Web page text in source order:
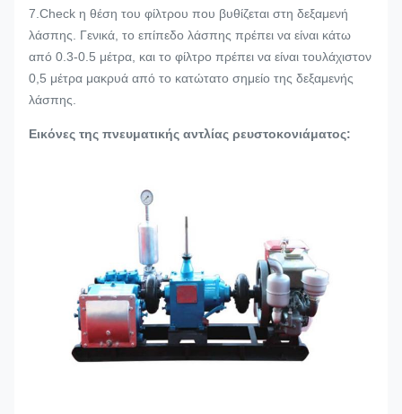
7.Check η θέση του φίλτρου που βυθίζεται στη δεξαμενή
λάσπης. Γενικά, το επίπεδο λάσπης πρέπει να είναι κάτω
από 0.3-0.5 μέτρα, και το φίλτρο πρέπει να είναι τουλάχιστον
0,5 μέτρα μακρυά από το κατώτατο σημείο της δεξαμενής
λάσπης.
Εικόνες της πνευματικής αντλίας ρευστοκονιάματος: